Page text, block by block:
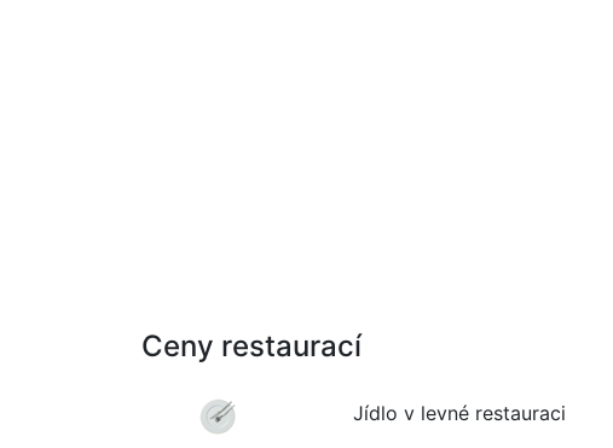
Ceny restaurací
Jídlo v levné restauraci